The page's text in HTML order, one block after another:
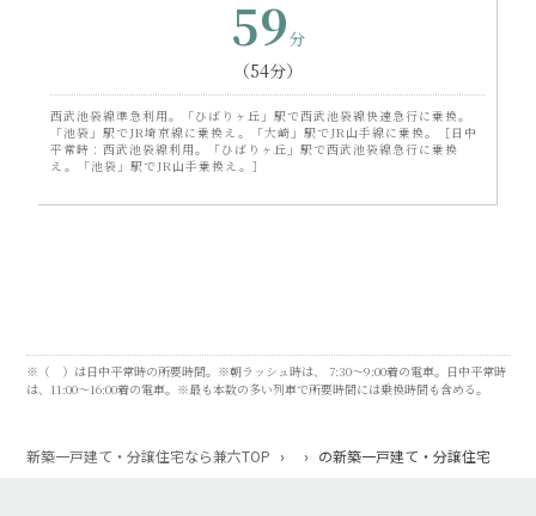
59
（54分）
西武池袋線準急利用。「ひばりヶ丘」駅で西武池袋線快速急行に乗換。
「池袋」駅でJR埼京線に乗換え。「大崎」駅でJR山手線に乗換。［日中
平常時：西武池袋線利用。「ひばりヶ丘」駅で西武池袋線急行に乗換
え。「池袋」駅でJR山手乗換え。］
※（ ）は日中平常時の所要時間。※朝ラッシュ時は、 7:30～9:00着の電車。日中平常時
は、11:00～16:00着の電車。※最も本数の多い列車で所要時間には乗換時間も含める。
新築一戸建て・分譲住宅なら兼六TOP › › の新築一戸建て・分譲住宅